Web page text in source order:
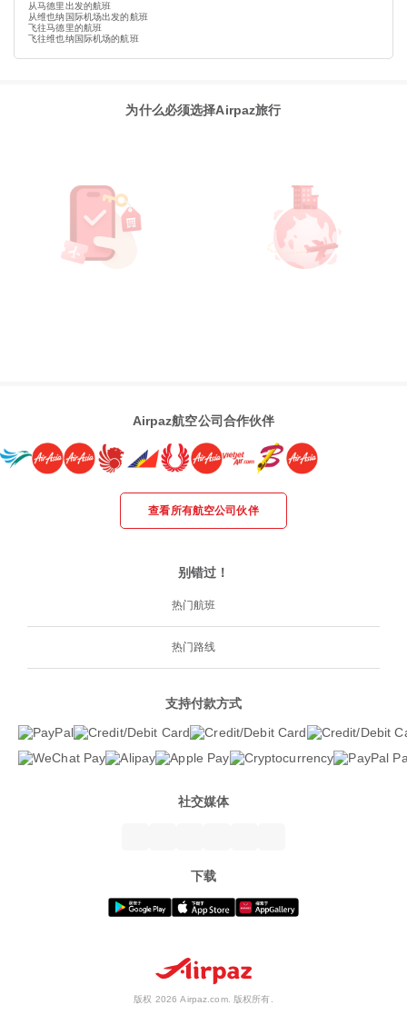
从马德里出发的航班
从维也纳国际机场出发的航班
飞往马德里的航班
飞往维也纳国际机场的航班
为什么必须选择Airpaz旅行
Airpaz航空公司合作伙伴
查看所有航空公司伙伴
别错过！
热门航班
热门路线
支持付款方式
社交媒体
下载
版权 2026 Airpaz.com. 版权所有.